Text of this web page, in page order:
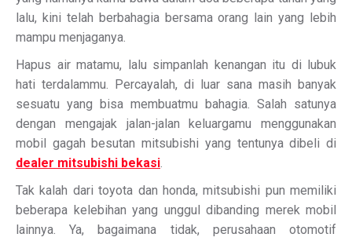
lalu, kini telah berbahagia bersama orang lain yang lebih
mampu menjaganya.
Hapus air matamu, lalu simpanlah kenangan itu di lubuk
hati terdalammu. Percayalah, di luar sana masih banyak
sesuatu yang bisa membuatmu bahagia. Salah satunya
dengan mengajak jalan-jalan keluargamu menggunakan
mobil gagah besutan mitsubishi yang tentunya dibeli di
dealer mitsubishi bekasi.
Tak kalah dari toyota dan honda, mitsubishi pun memiliki
beberapa kelebihan yang unggul dibanding merek mobil
lainnya. Ya, bagaimana tidak, perusahaan otomotif